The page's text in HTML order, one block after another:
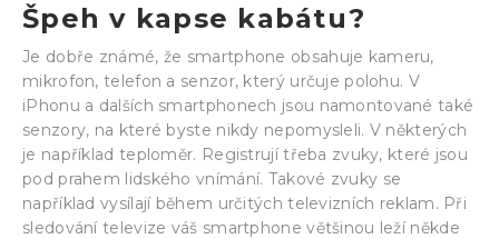
Špeh v kapse kabátu?
Je dobře známé, že smartphone obsahuje kameru,
mikrofon, telefon a senzor, který určuje polohu. V
iPhonu a dalších smartphonech jsou namontované také
senzory, na které byste nikdy nepomysleli. V některých
je například teploměr. Registrují třeba zvuky, které jsou
pod prahem lidského vnímání. Takové zvuky se
například vysílají během určitých televizních reklam. Při
sledování televize váš smartphone většinou leží někde